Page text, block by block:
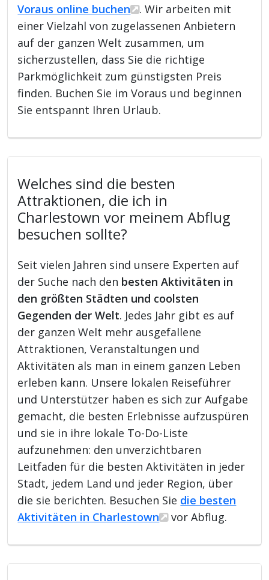
Voraus online buchen
. Wir arbeiten mit
einer Vielzahl von zugelassenen Anbietern
auf der ganzen Welt zusammen, um
sicherzustellen, dass Sie die richtige
Parkmöglichkeit zum günstigsten Preis
finden. Buchen Sie im Voraus und beginnen
Sie entspannt Ihren Urlaub.
Welches sind die besten
Attraktionen, die ich in
Charlestown vor meinem Abflug
besuchen sollte?
Seit vielen Jahren sind unsere Experten auf
der Suche nach den besten Aktivitäten in
den größten Städten und coolsten
Gegenden der Welt. Jedes Jahr gibt es auf
der ganzen Welt mehr ausgefallene
Attraktionen, Veranstaltungen und
Aktivitäten als man in einem ganzen Leben
erleben kann. Unsere lokalen Reiseführer
und Unterstützer haben es sich zur Aufgabe
gemacht, die besten Erlebnisse aufzuspüren
und sie in ihre lokale To-Do-Liste
aufzunehmen: den unverzichtbaren
Leitfaden für die besten Aktivitäten in jeder
Stadt, jedem Land und jeder Region, über
die sie berichten. Besuchen Sie die besten
Aktivitäten in Charlestown
vor Abflug.